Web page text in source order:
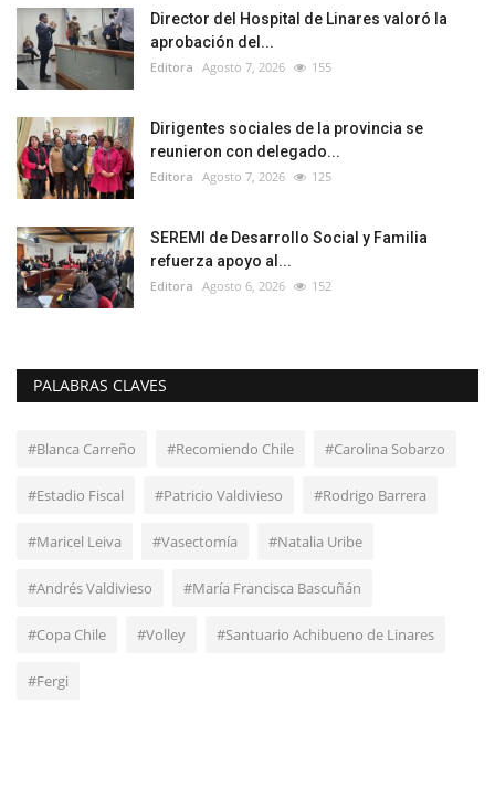
Director del Hospital de Linares valoró la
aprobación del...
Editora Agosto 7, 2026 155
Dirigentes sociales de la provincia se
reunieron con delegado...
Editora Agosto 7, 2026 125
SEREMI de Desarrollo Social y Familia
refuerza apoyo al...
Editora Agosto 6, 2026 152
PALABRAS CLAVES
#Blanca Carreño #Recomiendo Chile #Carolina Sobarzo
#Estadio Fiscal #Patricio Valdivieso #Rodrigo Barrera
#Maricel Leiva #Vasectomía #Natalia Uribe
#Andrés Valdivieso #María Francisca Bascuñán
#Copa Chile #Volley #Santuario Achibueno de Linares
#Fergi